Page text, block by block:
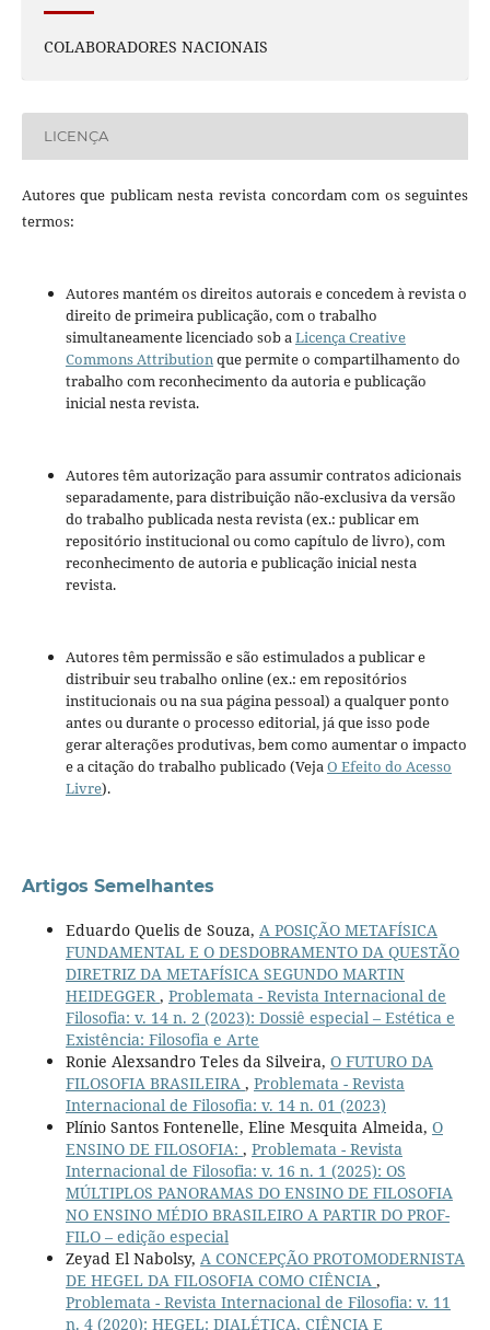
COLABORADORES NACIONAIS
LICENÇA
Autores que publicam nesta revista concordam com os seguintes
termos:
Autores mantém os direitos autorais e concedem à revista o
direito de primeira publicação, com o trabalho
simultaneamente licenciado sob aLicença Creative
Commons Attributionque permite o compartilhamento do
trabalho com reconhecimento da autoria e publicação
inicial nesta revista.
Autores têm autorização para assumir contratos adicionais
separadamente, para distribuição não-exclusiva da versão
do trabalho publicada nesta revista (ex.: publicar em
repositório institucional ou como capítulo de livro), com
reconhecimento de autoria e publicação inicial nesta
revista.
Autores têm permissão e são estimulados a publicar e
distribuir seu trabalho online (ex.: em repositórios
institucionais ou na sua página pessoal) a qualquer ponto
antes ou durante o processo editorial, já que isso pode
gerar alterações produtivas, bem como aumentar o impacto
e a citação do trabalho publicado (VejaO Efeito do Acesso
Livre).
Artigos Semelhantes
Eduardo Quelis de Souza, A POSIÇÃO METAFÍSICA
FUNDAMENTAL E O DESDOBRAMENTO DA QUESTÃO
DIRETRIZ DA METAFÍSICA SEGUNDO MARTIN
HEIDEGGER, Problemata - Revista Internacional de
Filosofia: v. 14 n. 2 (2023): Dossiê especial – Estética e
Existência: Filosofia e Arte
Ronie Alexsandro Teles da Silveira, O FUTURO DA
FILOSOFIA BRASILEIRA , Problemata - Revista
Internacional de Filosofia: v. 14 n. 01 (2023)
Plínio Santos Fontenelle, Eline Mesquita Almeida, O
ENSINO DE FILOSOFIA: , Problemata - Revista
Internacional de Filosofia: v. 16 n. 1 (2025): OS
MÚLTIPLOS PANORAMAS DO ENSINO DE FILOSOFIA
NO ENSINO MÉDIO BRASILEIRO A PARTIR DO PROF-
FILO – edição especial
Zeyad El Nabolsy, A CONCEPÇÃO PROTOMODERNISTA
DE HEGEL DA FILOSOFIA COMO CIÊNCIA ,
Problemata - Revista Internacional de Filosofia: v. 11
n. 4 (2020): HEGEL: DIALÉTICA, CIÊNCIA E